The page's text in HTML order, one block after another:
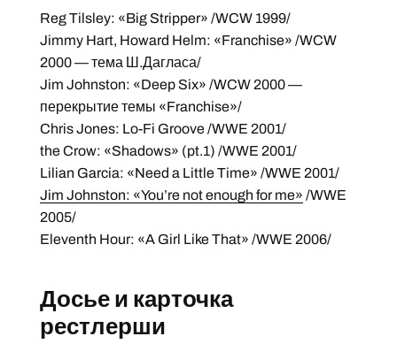
Reg Tilsley: «Big Stripper» /WCW 1999/
Jimmy Hart, Howard Helm: «Franchise» /WCW
2000 — тема Ш.Дагласа/
Jim Johnston: «Deep Six» /WCW 2000 —
перекрытие темы «Franchise»/
Chris Jones: Lo-Fi Groove /WWE 2001/
the Crow: «Shadows» (pt.1) /WWE 2001/
Lilian Garcia: «Need a Little Time» /WWE 2001/
Jim Johnston: «You’re not enough for me» /WWE
2005/
Eleventh Hour: «A Girl Like That» /WWE 2006/
Досье и карточка
рестлерши